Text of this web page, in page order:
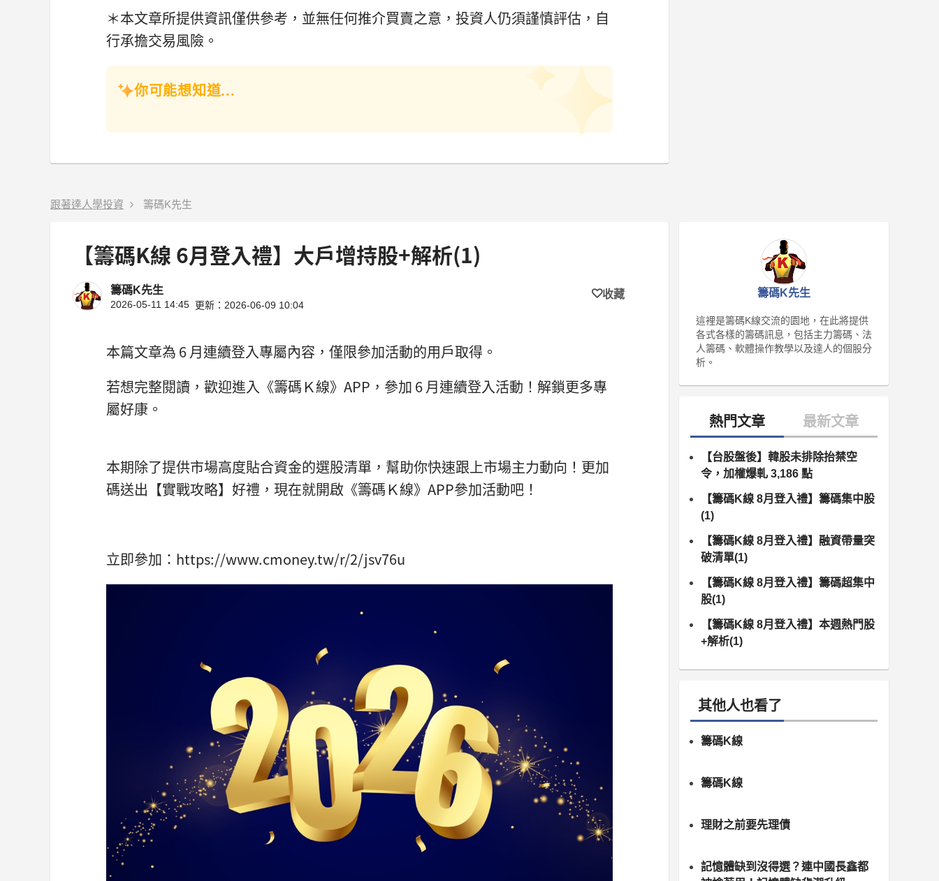
＊本文章所提供資訊僅供參考，並無任何推介買賣之意，投資人仍須謹慎評估，自
行承擔交易風險。
你可能想知道...
跟著達人學投資 籌碼K先生
【籌碼K線 6月登入禮】大戶增持股+解析(1)
籌碼K先生
2026-05-11 14:45 更新：2026-06-09 10:04
收藏
本篇文章為 6 月連續登入專屬內容，僅限參加活動的用戶取得。
若想完整閱讀，歡迎進入《籌碼Ｋ線》APP，參加 6 月連續登入活動！解鎖更多專
屬好康。
本期除了提供市場高度貼合資金的選股清單，幫助你快速跟上市場主力動向！更加
碼送出【實戰攻略】好禮，現在就開啟《籌碼Ｋ線》APP參加活動吧！
立即參加：https://www.cmoney.tw/r/2/jsv76u
籌碼K先生
這裡是籌碼K線交流的園地，在此將提供
各式各樣的籌碼訊息，包括主力籌碼、法
人籌碼、軟體操作教學以及達人的個股分
析。
【台股盤後】韓股未排除抬禁空
令，加權爆軋 3,186 點
【籌碼K線 8月登入禮】籌碼集中股
(1)
【籌碼K線 8月登入禮】融資帶量突
破清單(1)
【籌碼K線 8月登入禮】籌碼超集中
股(1)
【籌碼K線 8月登入禮】本週熱門股
+解析(1)
其他人也看了
籌碼K線
籌碼K線
理財之前要先理債
記憶體缺到沒得選？連中國長鑫都